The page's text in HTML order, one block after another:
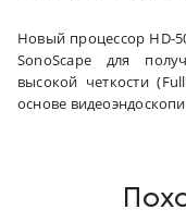
Новый процессор HD-
SonoScape для
высокой четкости
основе